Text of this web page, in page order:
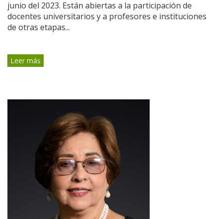
junio del 2023. Están abiertas a la participación de
docentes universitarios y a profesores e instituciones
de otras etapas...
Leer más